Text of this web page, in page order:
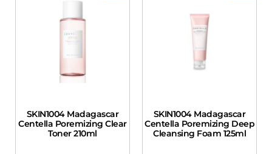
SKIN1004 Madagascar
Centella Poremizing Clear
Toner 210ml
SKIN1004 Madagascar
Centella Poremizing Deep
Cleansing Foam 125ml